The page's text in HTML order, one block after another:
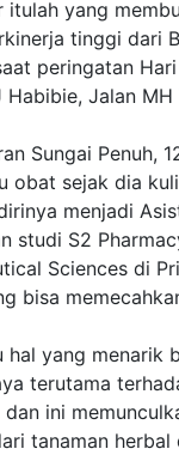
itulah yang
tinggi dari
peringatan
Habibie, Jalan
Sungai Penuh,
obat sejak dia
menjadi
studi S2
Sciences di
bisa
hal yang menarik
terutama
dan ini
tanaman